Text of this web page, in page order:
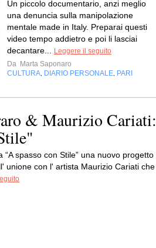
Un piccolo documentario, anzi meglio
una denuncia sulla manipolazione
mentale made in Italy. Preparai questi
video tempo addietro e poi li lasciai
decantare...
Leggere il seguito
Da Marta Saponaro
CULTURA DIARIO PERSONALE PARI
& Maurizio Cariati:
spasso con Stile” una nuovo progetto
unione con l' artista Maurizio Cariati che